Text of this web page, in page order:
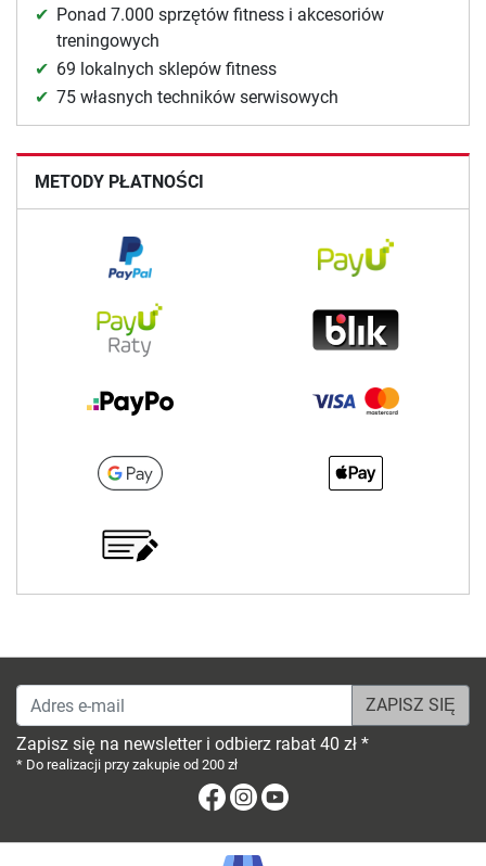
Ponad 7.000 sprzętów fitness i akcesoriów
treningowych
69 lokalnych sklepów fitness
75 własnych techników serwisowych
METODY PŁATNOŚCI
Adres e-mail
Zapisz się na newsletter i odbierz rabat 40 zł *
* Do realizacji przy zakupie od 200 zł
FacebookInstagram